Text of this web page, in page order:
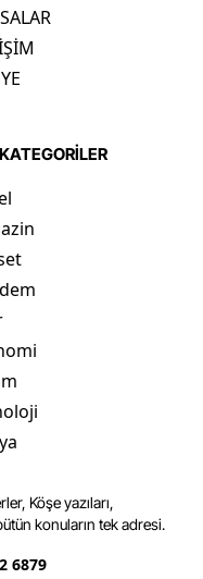
Köşe yazıları,
konuların tek adresi.
6879